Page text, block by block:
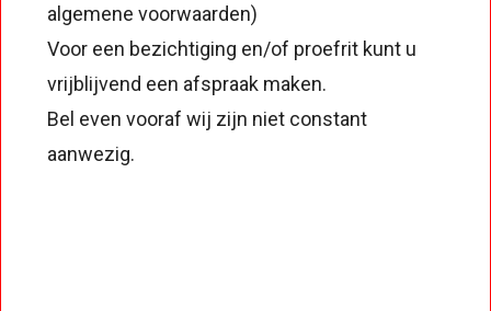
algemene voorwaarden)
Voor een bezichtiging en/of proefrit kunt u
vrijblijvend een afspraak maken.
Bel even vooraf wij zijn niet constant
aanwezig.